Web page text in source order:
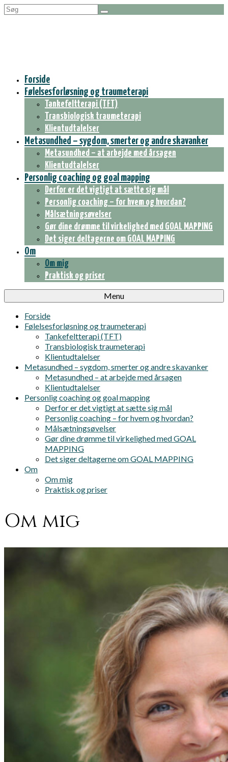
Search
Forside
Følelsesforløsning og traumeterapi
Tankefeltterapi (TFT)
Transbiologisk traumeterapi
Klientudtalelser
Metasundhed – sygdom, smerter og andre skavanker
Metasundhed – at arbejde med årsagen
Klientudtalelser
Personlig coaching og goal mapping
Derfor er det vigtigt at sætte sig mål
Personlig coaching – for hvem og hvordan?
Målsætningsøvelser
Gør dine drømme til virkelighed med GOAL MAPPING
Det siger deltagerne om GOAL MAPPING
Om
Om mig
Praktisk og priser
Menu
Forside
Følelsesforløsning og traumeterapi
Tankefeltterapi (TFT)
Transbiologisk traumeterapi
Klientudtalelser
Metasundhed – sygdom, smerter og andre skavanker
Metasundhed – at arbejde med årsagen
Klientudtalelser
Personlig coaching og goal mapping
Derfor er det vigtigt at sætte sig mål
Personlig coaching – for hvem og hvordan?
Målsætningsøvelser
Gør dine drømme til virkelighed med GOAL
MAPPING
Det siger deltagerne om GOAL MAPPING
Om
Om mig
Praktisk og priser
Om mig